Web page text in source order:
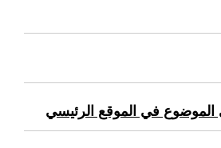
الموضوع في الموقع الرئيسي